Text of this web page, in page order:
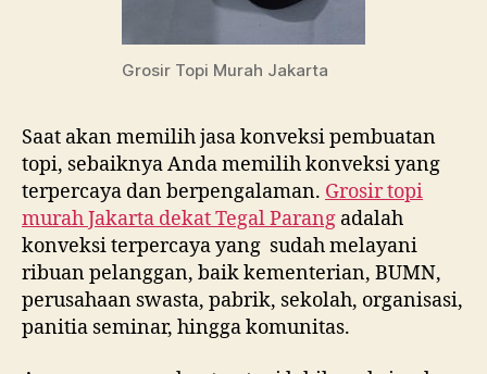
Grosir Topi Murah Jakarta
Saat akan memilih jasa konveksi pembuatan
topi, sebaiknya Anda memilih konveksi yang
terpercaya dan berpengalaman. Grosir topi
murah Jakarta dekatTegal Parang adalah
konveksi terpercaya yang sudah melayani
ribuan pelanggan, baik kementerian, BUMN,
perusahaan swasta, pabrik, sekolah, organisasi,
panitia seminar, hingga komunitas.